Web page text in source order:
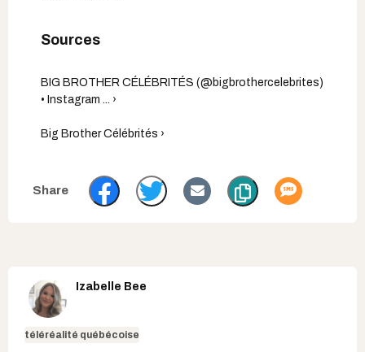
BIG BROTHER CÉLÉBRITÉS (@bigbrothercelebrites)
• Instagram ... ›
Big Brother Célébrités ›
Izabelle Bee
téléréalité québécoise